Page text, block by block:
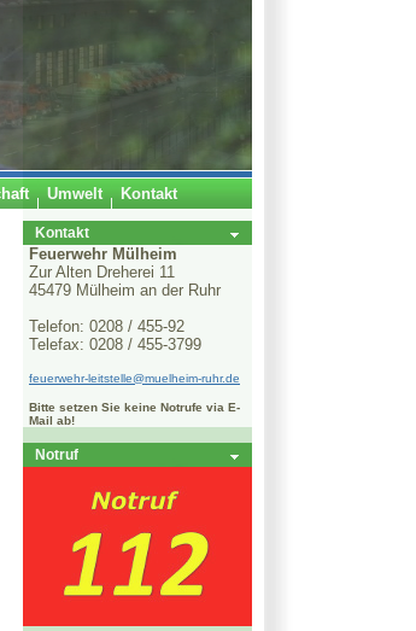
Umwelt Kontakt
Kontakt
Feuerwehr Mülheim
Zur Alten Dreherei 11
45479 Mülheim an der Ruhr
Telefon: 0208 / 455-92
Telefax: 0208 / 455-3799
feuerwehr-leitstelle@muelheim-ruhr.de
Bitte setzen Sie keine Notrufe via E-
Mail ab!
Notruf